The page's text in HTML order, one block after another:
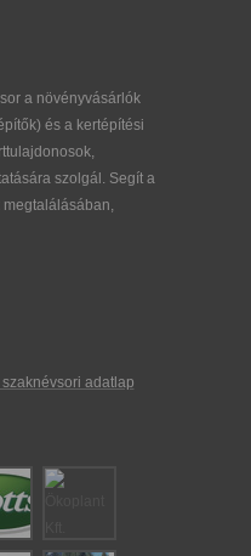
a növényvásárlók
és a kertépítési
szolgál. Segít a
megtalálásában,
adatlap